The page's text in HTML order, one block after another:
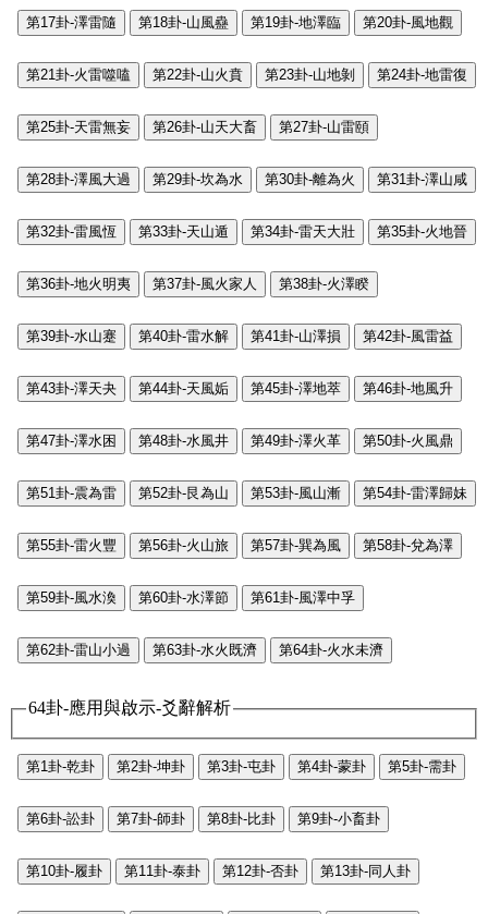
第17卦-澤雷隨 第18卦-山風蠱 第19卦-地澤臨 第20卦-風地觀
第21卦-火雷噬嗑 第22卦-山火賁 第23卦-山地剝 第24卦-地雷復
第25卦-天雷無妄 第26卦-山天大畜 第27卦-山雷頤
第28卦-澤風大過 第29卦-坎為水 第30卦-離為火 第31卦-澤山咸
第32卦-雷風恆 第33卦-天山遁 第34卦-雷天大壯 第35卦-火地晉
第36卦-地火明夷 第37卦-風火家人 第38卦-火澤睽
第39卦-水山蹇 第40卦-雷水解 第41卦-山澤損 第42卦-風雷益
第43卦-澤天夬 第44卦-天風姤 第45卦-澤地萃 第46卦-地風升
第47卦-澤水困 第48卦-水風井 第49卦-澤火革 第50卦-火風鼎
第51卦-震為雷 第52卦-艮為山 第53卦-風山漸 第54卦-雷澤歸妹
第55卦-雷火豐 第56卦-火山旅 第57卦-巽為風 第58卦-兌為澤
第59卦-風水渙 第60卦-水澤節 第61卦-風澤中孚
第62卦-雷山小過 第63卦-水火既濟 第64卦-火水未濟
64卦-應用與啟示-爻辭解析
第1卦-乾卦 第2卦-坤卦 第3卦-屯卦 第4卦-蒙卦 第5卦-需卦
第6卦-訟卦 第7卦-師卦 第8卦-比卦 第9卦-小畜卦
第10卦-履卦 第11卦-泰卦 第12卦-否卦 第13卦-同人卦